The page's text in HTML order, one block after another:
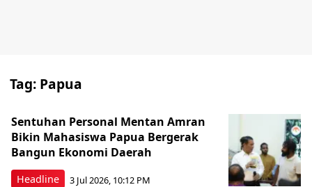
Tag: Papua
Headline
Sentuhan Personal Mentan Amran
Bikin Mahasiswa Papua Bergerak
Bangun Ekonomi Daerah
3 Jul 2026, 10:12 PM